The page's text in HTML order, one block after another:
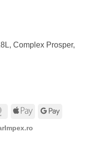
Complex Prosper,
MasterCardApple
Google